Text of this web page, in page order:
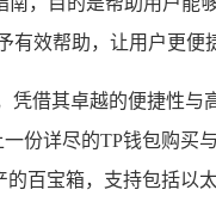
效帮助，让用户更便
借其卓越的便捷性
份详尽的TP钱包购买与
百宝箱，支持包括